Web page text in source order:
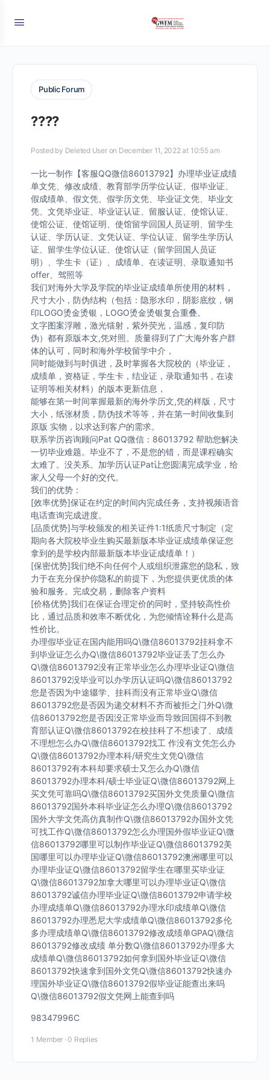
Public Forum
????
Posted by Deleted User on December 11, 2022 at 10:55 am
一比一制作【客服QQ微信86013792】办理毕业证成绩
单文凭、修改成绩、教育部学历学位认证、假毕业证、
假成绩单、假文凭、假学历文凭、毕业证文凭、毕业文
凭、文凭毕业证、毕业证认证、留服认证、使馆认证、
使馆公证、使馆证明、使馆留学回国人员证明、留学生
认证、学历认证、文凭认证、学位认证、留学生学历认
证、留学生学位认证、使馆认证（留学回国人员证
明）、学生卡（证）、成绩单、在读证明、录取通知书
offer、驾照等
我们对海外大学及学院的毕业证成绩单所使用的材料，
尺寸大小，防伪结构（包括：隐形水印，阴影底纹，钢
印LOGO烫金烫银，LOGO烫金烫银复合重叠。
文字图案浮雕，激光镭射，紫外荧光，温感，复印防
伪）都有原版本文,凭对照。质量得到了广大海外客户群
体的认可，同时和海外学校留学中介，
同时能做到与时俱进，及时掌握各大院校的（毕业证，
成绩单，资格证，学生卡，结业证，录取通知书，在读
证明等相关材料）的版本更新信息，
能够在第一时间掌握最新的海外学历文,凭的样版，尺寸
大小，纸张材质，防伪技术等等，并在第一时间收集到
原版 实物，以求达到客户的需求。
联系学历咨询顾问Pat QQ微信：86013792 帮助您解决
一切毕业难题。毕业不了，不是您的错，而是课程确实
太难了。没关系。加学历认证Pat让您圆满完成学业，给
家人父母一个好的交代。
我们的优势：
[效率优势]保证在约定的时间内完成任务，支持视频语音
电话查询完成进度。
[品质优势]与学校颁发的相关证件1:1纸质尺寸制定（定
期向各大院校毕业生购买最新版本毕业证成绩单保证您
拿到的是学校内部最新版本毕业证成绩单！）
[保密优势]我们绝不向任何个人或组织泄露您的隐私，致
力于在充分保护你隐私的前提下，为您提供更优质的体
验和服务。完成交易，删除客户资料
[价格优势]我们在保证合理定价的同时，坚持较高性价
比，通过品质和效率不断优化，为您倾情诠释什么是高
性价比。
办理假毕业证在国内能用吗Q\微信86013792挂科拿不
到毕业证怎么办Q\微信86013792毕业证丢了怎么办
Q\微信86013792没有正常毕业怎么办理毕业证Q\微信
86013792没毕业可以办学历认证吗Q\微信86013792
您是否因为中途辍学、挂科而没有正常毕业Q\微信
86013792您是否因为递交材料不齐而被拒之门外Q\微
信86013792您是否因没正常毕业而导致回国得不到教
育部认证Q\微信86013792在校挂科了不想读了、成绩
不理想怎么办Q\微信86013792找工 作没有文凭怎么办
Q\微信86013792办理本科/研究生文凭Q\微信
86013792有本科却要求硕士又怎么办Q\微信
86013792办理本科/硕士毕业证Q\微信86013792网上
买文凭可靠吗Q\微信86013792买国外文凭质量Q\微信
86013792国外本科毕业证怎么办理Q\微信86013792
国外大学文凭高仿真制作Q\微信86013792办国外文凭
可找工作Q\微信86013792怎么办理国外假毕业证Q\微
信86013792哪里可以制作毕业证Q\微信86013792美
国哪里可以办理毕业证Q\微信86013792澳洲哪里可以
办理毕业证Q\微信86013792留学生在哪里买毕业证
Q\微信86013792加拿大哪里可以办理毕业证Q\微信
86013792诚信办理毕业证Q\微信86013792申请学校
办理成绩单Q\微信86013792办理水印成绩单Q\微信
86013792办理悉尼大学成绩单Q\微信86013792多伦
多办理成绩单Q\微信86013792修改成绩单GPAQ\微信
86013792修改成绩 单分数Q\微信86013792办理多大
成绩单Q\微信86013792如何拿到国外毕业证Q\微信
86013792快速拿到国外文凭Q\微信86013792快速办
理国外毕业证Q\微信86013792假毕业证能查出来吗
Q\微信86013792假文凭网上能查到吗
98347996C
1 Member · 0 Replies